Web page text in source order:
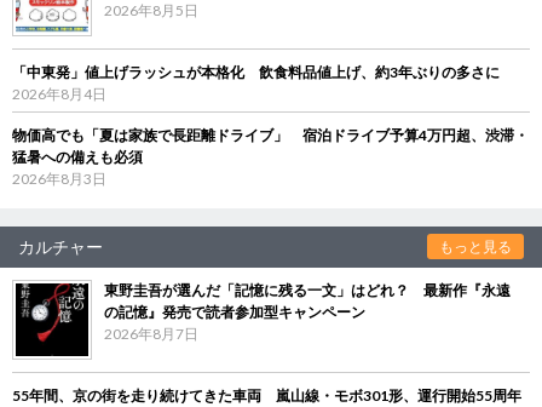
2026年8月5日
「中東発」値上げラッシュが本格化 飲食料品値上げ、約3年ぶりの多さに
2026年8月4日
物価高でも「夏は家族で長距離ドライブ」 宿泊ドライブ予算4万円超、渋滞・
猛暑への備えも必須
2026年8月3日
カルチャー もっと見る
東野圭吾が選んだ「記憶に残る一文」はどれ？ 最新作『永遠
の記憶』発売で読者参加型キャンペーン
2026年8月7日
55年間、京の街を走り続けてきた車両 嵐山線・モボ301形、運行開始55周年